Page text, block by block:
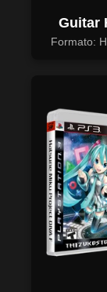
Guitar
Formato: